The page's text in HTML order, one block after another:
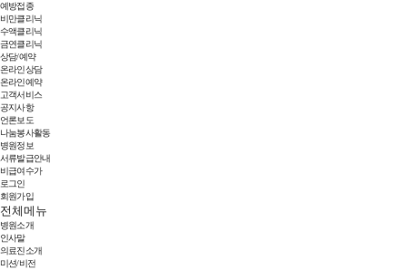
예방접종
비만클리닉
수액클리닉
금연클리닉
상담/예약
온라인상담
온라인예약
고객서비스
공지사항
언론보도
나눔봉사활동
병원정보
서류발급안내
비급여수가
로그인
회원가입
전체메뉴
병원소개
인사말
의료진소개
미션/비전